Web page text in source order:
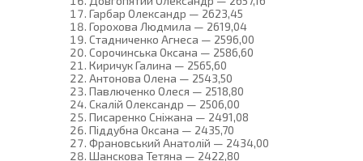
Гарбар Олександр — 2623,45
Горохова Людмила — 2619,04
Стадниченко Агнеса — 2596,00
Сорочинська Оксана — 2586,60
Киричук Галина — 2565,60
Антонова Олена — 2543,50
Павлюченко Олеся — 2518,80
Скалій Олександр — 2506,00
Писаренко Сніжана — 2491,08
Піддубна Оксана — 2435,70
Франовський Анатолій — 2434,00
Шанскова Тетяна — 2422,80